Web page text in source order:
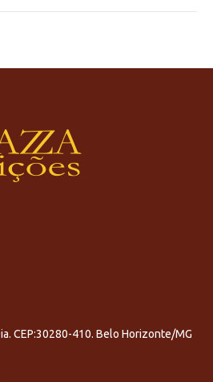
CEP:30280-410. Belo Horizonte/MG